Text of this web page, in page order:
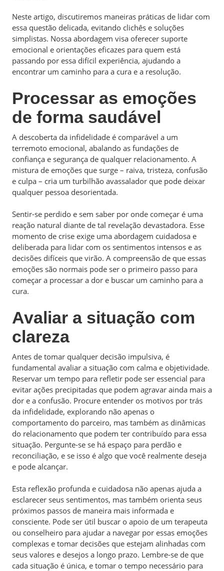
Neste artigo, discutiremos maneiras práticas de lidar com
essa questão delicada, evitando clichês e soluções
simplistas. Nossa abordagem visa oferecer suporte
emocional e orientações eficazes para quem está
passando por essa difícil experiência, ajudando a
encontrar um caminho para a cura e a resolução.
Processar as emoções
de forma saudável
A descoberta da infidelidade é comparável a um
terremoto emocional, abalando as fundações de
confiança e segurança de qualquer relacionamento. A
mistura de emoções que surge – raiva, tristeza, confusão
e culpa – cria um turbilhão avassalador que pode deixar
qualquer pessoa desorientada.
Sentir-se perdido e sem saber por onde começar é uma
reação natural diante de tal revelação devastadora. Esse
momento de crise exige uma abordagem cuidadosa e
deliberada para lidar com os sentimentos intensos e as
decisões difíceis que virão. A compreensão de que essas
emoções são normais pode ser o primeiro passo para
começar a processar a dor e buscar um caminho para a
cura.
Avaliar a situação com
clareza
Antes de tomar qualquer decisão impulsiva, é
fundamental avaliar a situação com calma e objetividade.
Reservar um tempo para refletir pode ser essencial para
evitar ações precipitadas que podem agravar ainda mais a
dor e a confusão. Procure entender os motivos por trás
da infidelidade, explorando não apenas o
comportamento do parceiro, mas também as dinâmicas
do relacionamento que podem ter contribuído para essa
situação. Pergunte-se se há espaço para perdão e
reconciliação, e se isso é algo que você realmente deseja
e pode alcançar.
Esta reflexão profunda e cuidadosa não apenas ajuda a
esclarecer seus sentimentos, mas também orienta seus
próximos passos de maneira mais informada e
consciente. Pode ser útil buscar o apoio de um terapeuta
ou conselheiro para ajudar a navegar por essas emoções
complexas e tomar decisões que estejam alinhadas com
seus valores e desejos a longo prazo. Lembre-se de que
cada situação é única, e tomar o tempo necessário para